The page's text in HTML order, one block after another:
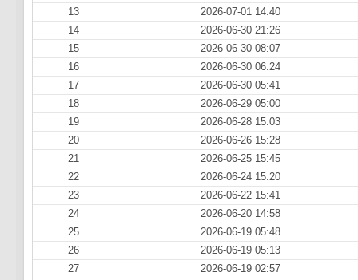
13
2026-07-01 14:40
14
2026-06-30 21:26
15
2026-06-30 08:07
16
2026-06-30 06:24
17
2026-06-30 05:41
18
2026-06-29 05:00
19
2026-06-28 15:03
20
2026-06-26 15:28
21
2026-06-25 15:45
22
2026-06-24 15:20
23
2026-06-22 15:41
24
2026-06-20 14:58
25
2026-06-19 05:48
26
2026-06-19 05:13
27
2026-06-19 02:57